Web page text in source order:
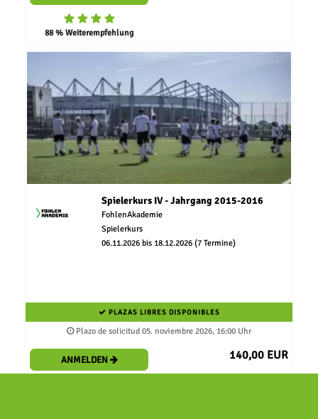
88 % Weiterempfehlung
Spielerkurs IV - Jahrgang 2015-2016
FohlenAkademie
Spielerkurs
06.11.2026 bis 18.12.2026 (7 Termine)
PLAZAS LIBRES DISPONIBLES
Plazo de solicitud 05. noviembre 2026, 16:00 Uhr
ANMELDEN 140,00 EUR